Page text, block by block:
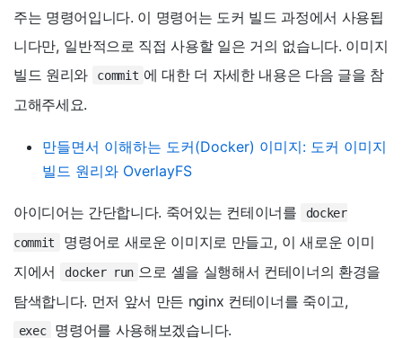
주는 명령어입니다. 이 명령어는 도커 빌드 과정에서 사용됩
니다만, 일반적으로 직접 사용할 일은 거의 없습니다. 이미지
빌드 원리와
commit 에 대한 더 자세한 내용은 다음 글을 참
고해주세요.
만들면서 이해하는 도커(Docker) 이미지: 도커 이미지
빌드 원리와 OverlayFS
아이디어는 간단합니다. 죽어있는 컨테이너를 docker
commit
명령어로 새로운 이미지로 만들고, 이 새로운 이미
지에서
docker run 으로 셸을 실행해서 컨테이너의 환경을
탐색합니다. 먼저 앞서 만든 nginx 컨테이너를 죽이고,
exec 명령어를 사용해보겠습니다.